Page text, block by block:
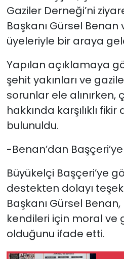
Gaziler Derneği’ni
Başkanı Gürsel
üyeleriyle bir araya
Yapılan açıklamaya
şehit yakınları ve
sorunlar ele alınırken,
hakkında karşılıklı fikir
bulunuldu.
-Benan’dan
Büyükelçi Başçeri’ye
destekten dolayı
Başkanı Gürsel
kendileri için moral ve
olduğunu ifade etti.
Spor
Teknoloji
TÜRKiYE
Video Galeri
YAŞAM